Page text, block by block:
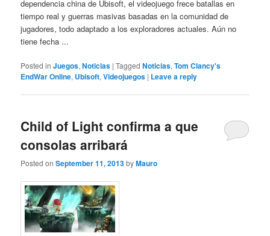
dependencia china de Ubisoft, el videojuego frece batallas en
tiempo real y guerras masivas basadas en la comunidad de
jugadores, todo adaptado a los exploradores actuales. Aún no
tiene fecha ...
Posted in Juegos,Noticias |Tagged Noticias,Tom Clancy's
EndWar Online, Ubisoft,Videojuegos | Leave a reply
Child of Light confirma a que
consolas arribará
Posted onSeptember 11, 2013byMauro